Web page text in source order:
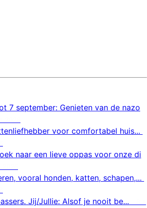
7 september: Genieten van de nazo
voor comfortabel huis...
naar een lieve oppas voor onze di
vooral honden, katten, schapen,...
Jij/Jullie: Alsof je nooit be...